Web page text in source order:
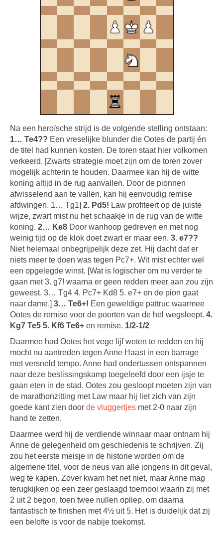
Na een heroïsche strijd is de volgende stelling ontstaan:
1… Te4?? Een vreselijke blunder die Ootes de partij én
de titel had kunnen kosten. De toren staat hier volkomen
verkeerd. [Zwarts strategie moet zijn om de toren zover
mogelijk achterin te houden. Daarmee kan hij de witte
koning altijd in de rug aanvallen. Door de pionnen
afwisselend aan te vallen, kan hij eenvoudig remise
afdwingen. 1… Tg1] 2. Pd5! Law profiteert op de juiste
wijze, zwart mist nu het schaakje in de rug van de witte
koning. 2… Ke8 Door wanhoop gedreven en met nog
weinig tijd op de klok doet zwart er maar een. 3. e7??
Niet helemaal onbegrijpelijk deze zet. Hij dacht dat er
niets meer te doen was tegen Pc7+. Wit mist echter wel
een opgelegde winst. [Wat is logischer om nu verder te
gaan met 3. g7! waarna er geen redden meer aan zou zijn
geweest. 3… Tg4 4. Pc7+ Kd8 5. e7+ en de pion gaat
naar dame.] 3… Te6+! Een geweldige pattruc waarmee
Ootes de remise voor de poorten van de hel wegsleept. 4.
Kg7 Te5 5. Kf6 Te6+ en remise. 1/2-1/2
Daarmee had Ootes het vege lijf weten te redden en hij
mocht nu aantreden tegen Anne Haast in een barrage
met versneld tempo. Anne had ondertussen ontspannen
naar deze beslissingskamp toegeleefd door een ijsje te
gaan eten in de stad. Ootes zou gesloopt moeten zijn van
de marathonzitting met Law maar hij liet zich van zijn
goede kant zien door de vluggertjes met 2-0 naar zijn
hand te zetten.
Daarmee werd hij de verdiende winnaar maar ontnam hij
Anne de gelegenheid om geschiedenis te schrijven. Zij
zou het eerste meisje in de historie worden om de
algemene titel, voor de neus van alle jongens in dit geval,
weg te kapen. Zover kwam het net niet, maar Anne mag
terugkijken op een zeer geslaagd toernooi waarin zij met
2 uit 2 begon, toen twee nullen opliep, om daarna
fantastisch te finishen met 4½ uit 5. Het is duidelijk dat zij
een belofte is voor de nabije toekomst.